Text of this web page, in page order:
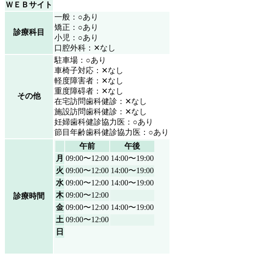
ＷＥＢサイト
診療科目
一般：○あり
矯正：○あり
小児：○あり
口腔外科：✕なし
その他
駐車場：○あり
車椅子対応：✕なし
軽度障害者：✕なし
重度障碍者：✕なし
在宅訪問歯科健診：✕なし
施設訪問歯科健診：✕なし
妊婦歯科健診協力医：○あり
節目年齢歯科健診協力医：○あり
診療時間
午前
午後
月 09:00〜12:00 14:00〜19:00
火 09:00〜12:00 14:00〜19:00
水 09:00〜12:00 14:00〜19:00
木 09:00〜12:00
金 09:00〜12:00 14:00〜19:00
土 09:00〜12:00
日